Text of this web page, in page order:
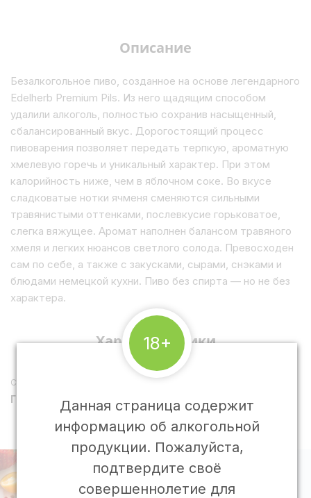
Описание
Безалкогольное пиво, созданное на основе легендарного
Edelherb Premium Pils. Из него щадящим способом
удалили алкоголь, полностью сохранив насыщенный,
сбалансированный вкус. Дорогостоящий процесс
пивоварения позволяет передать терпкую, ароматную
хмелевую горечь и уникальный характер. При этом
калорийность ниже, чем в яблочном соке. Во вкусе
сладковатые нотки ячменя сменяются сильными
травянистыми оттенками, послевкусие горьковатое,
слегка вяжущее. Аромат наполнен балансом травяного
хмеля и легких нюансов светлого солода. Превосходен
сам по себе, а также с закусками, сырами, снэками и
блюдами немецкой кухни. Пиво без спирта — но не без
характера.
Характеристики
Страна
_Группа
ПромИмпорт
ООО
Остались вопросы?
18+
Данная страница содержит
информацию об алкогольной
продукции. Пожалуйста,
подтвердите своё
совершеннолетие для